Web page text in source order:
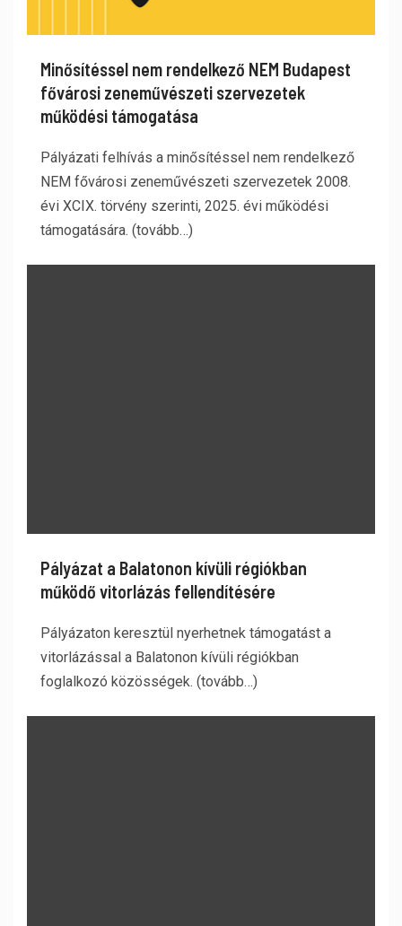
Minősítéssel nem rendelkező NEM Budapest
fővárosi zeneművészeti szervezetek
működési támogatása
Pályázati felhívás a minősítéssel nem rendelkező
NEM fővárosi zeneművészeti szervezetek 2008.
évi XCIX. törvény szerinti, 2025. évi működési
támogatására. (tovább…)
Pályázat a Balatonon kívüli régiókban
működő vitorlázás fellendítésére
Pályázaton keresztül nyerhetnek támogatást a
vitorlázással a Balatonon kívüli régiókban
foglalkozó közösségek. (tovább…)